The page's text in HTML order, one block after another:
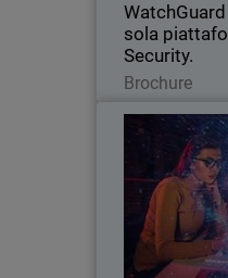
sola
Security.
Brochure
Thumbnail
Scopri la
Access Control
gli